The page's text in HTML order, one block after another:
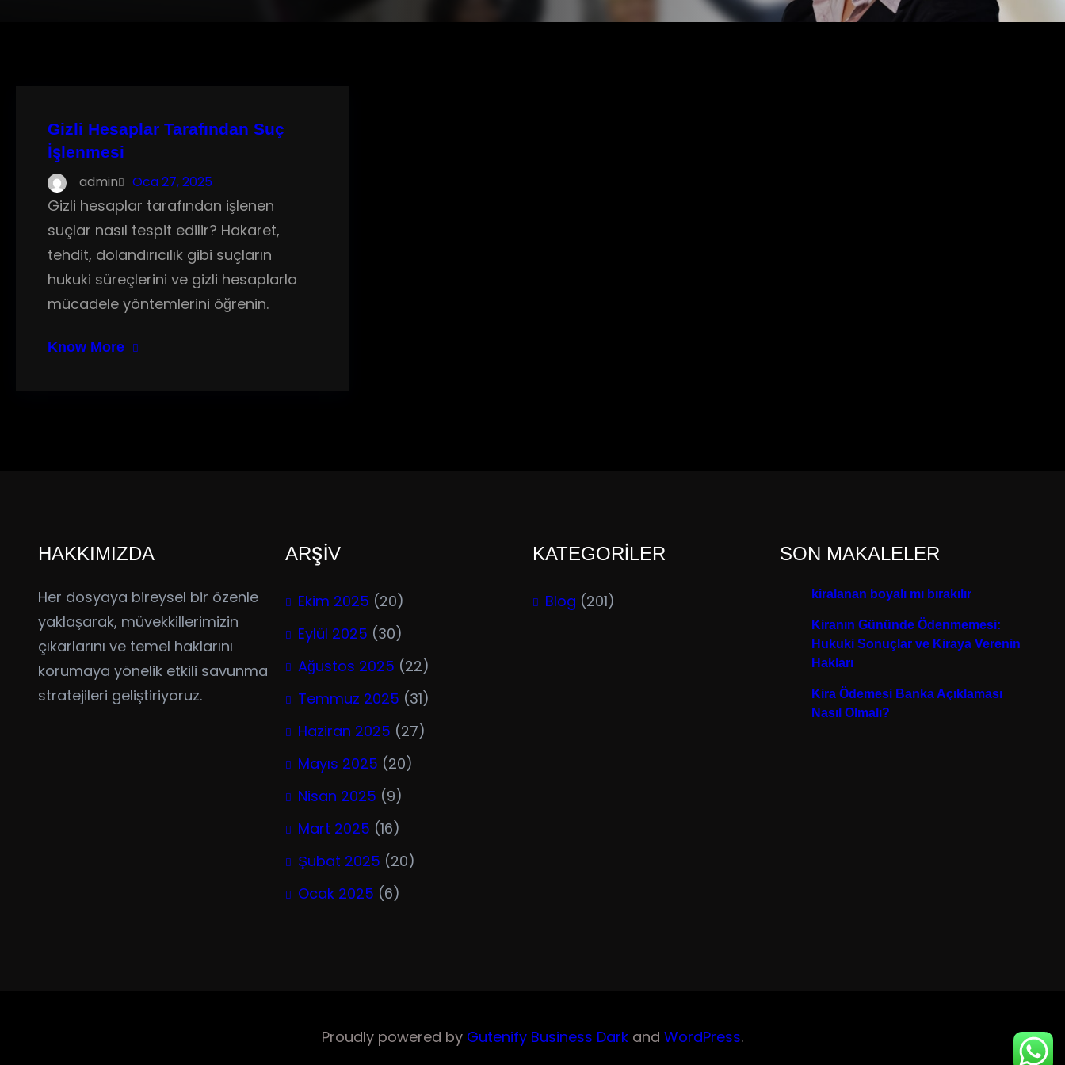
Gizli Hesaplar Tarafından Suç
İşlenmesi
admin
Oca 27, 2025
Gizli hesaplar tarafından işlenen
suçlar nasıl tespit edilir? Hakaret,
tehdit, dolandırıcılık gibi suçların
hukuki süreçlerini ve gizli hesaplarla
mücadele yöntemlerini öğrenin.
Know More
HAKKIMIZDA
Her dosyaya bireysel bir özenle
yaklaşarak, müvekkillerimizin
çıkarlarını ve temel haklarını
korumaya yönelik etkili savunma
stratejileri geliştiriyoruz.
ARŞİV
Ekim 2025 (20)
Eylül 2025 (30)
Ağustos 2025 (22)
Temmuz 2025 (31)
Haziran 2025 (27)
Mayıs 2025 (20)
Nisan 2025 (9)
Mart 2025 (16)
Şubat 2025 (20)
Ocak 2025 (6)
KATEGORİLER
Blog (201)
SON MAKALELER
kiralanan boyalı mı bırakılır
Kiranın Gününde Ödenmemesi:
Hukuki Sonuçlar ve Kiraya Verenin
Hakları
Kira Ödemesi Banka Açıklaması
Nasıl Olmalı?
Proudly powered by Gutenify Business Dark and WordPress.